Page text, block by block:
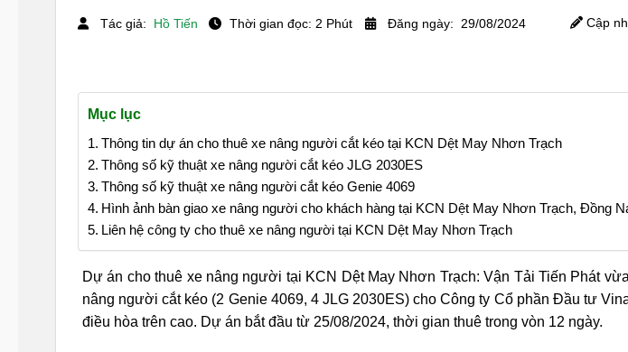
Tác giả: Hồ Tiến Thời gian đọc: 2 Phút Đăng ngày: 29/08/2024 Cập
Mục lục
Thông tin dự án cho thuê xe nâng người cắt kéo tại KCN Dệt May Nhơn Trạch
Thông số kỹ thuật xe nâng người cắt kéo JLG 2030ES
Thông số kỹ thuật xe nâng người cắt kéo Genie 4069
Hình ảnh bàn giao xe nâng người cho khách hàng tại KCN Dệt May Nhơn Trạch, Đồng
Liên hệ công ty cho thuê xe nâng người tại KCN Dệt May Nhơn Trạch
Dự án cho thuê xe nâng người tại KCN Dệt May Nhơn Trạch: Vận Tải Tiến Phát
nâng người cắt kéo (2 Genie 4069, 4 JLG 2030ES) cho Công ty Cổ phần Đầu tư
điều hòa trên cao. Dự án bắt đầu từ 25/08/2024, thời gian thuê trong vòn 12 ngày.